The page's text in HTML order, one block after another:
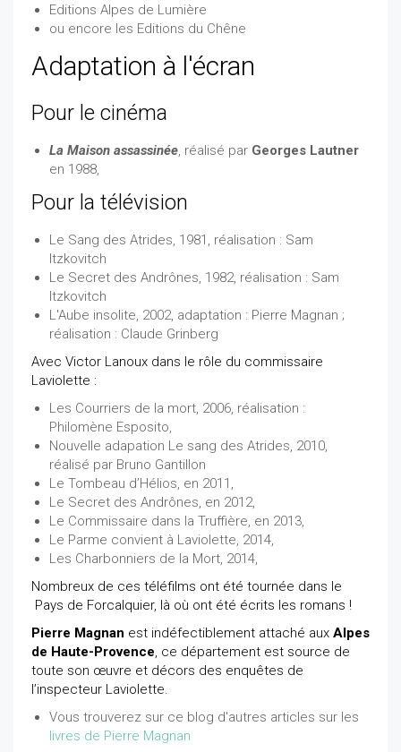
Editions Alpes de Lumière
ou encore les Editions du Chêne
Adaptation à l'écran
Pour le cinéma
La Maison assassinée, réalisé par Georges Lautner
en 1988,
Pour la télévision
Le Sang des Atrides, 1981, réalisation : Sam
Itzkovitch
Le Secret des Andrônes, 1982, réalisation : Sam
Itzkovitch
L'Aube insolite, 2002, adaptation : Pierre Magnan ;
réalisation : Claude Grinberg
Avec Victor Lanoux dans le rôle du commissaire
Laviolette :
Les Courriers de la mort, 2006, réalisation :
Philomène Esposito,
Nouvelle adapation Le sang des Atrides, 2010,
réalisé par Bruno Gantillon
Le Tombeau d’Hélios, en 2011,
Le Secret des Andrônes, en 2012,
Le Commissaire dans la Truffière, en 2013,
Le Parme convient à Laviolette, 2014,
Les Charbonniers de la Mort, 2014,
Nombreux de ces téléfilms ont été tournée dans le
Pays de Forcalquier, là où ont été écrits les romans !
Pierre Magnan est indéfectiblement attaché aux Alpes
de Haute-Provence, ce département est source de
toute son œuvre et décors des enquêtes de
l’inspecteur Laviolette.
Vous trouverez sur ce blog d'autres articles sur les
livres de Pierre Magnan